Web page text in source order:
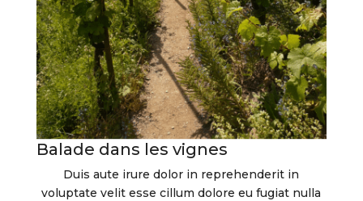
Balade dans les vignes
Duis aute irure dolor in reprehenderit in
voluptate velit esse cillum dolore eu fugiat nulla